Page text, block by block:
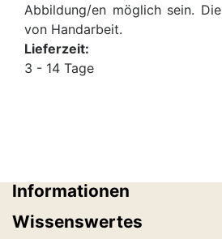
Abbildung/en möglich sein.
von Handarbeit.
Lieferzeit:
3 - 14 Tage
Informationen
Wissenswertes